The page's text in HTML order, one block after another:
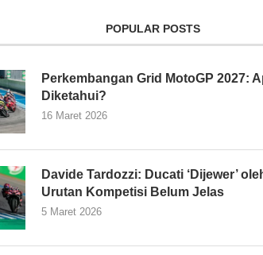
POPULAR POSTS
Perkembangan Grid MotoGP 2027:
Diketahui?
16 Maret 2026
Davide Tardozzi: Ducati ‘Dijewer’
Urutan Kompetisi Belum Jelas
5 Maret 2026